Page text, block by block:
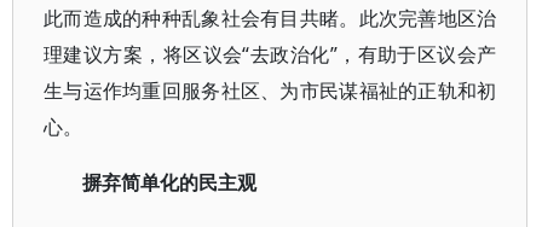
此而造成的种种乱象社会有目共睹。此次完善地区治
理建议方案，将区议会“去政治化”，有助于区议会产
生与运作均重回服务社区、为市民谋福祉的正轨和初
心。
摒弃简单化的民主观